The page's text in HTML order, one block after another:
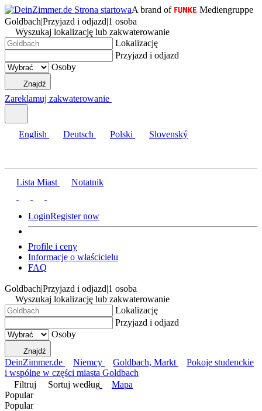
A brand of
Mediengruppe
Goldbach|Przyjazd i odjazd|1 osoba
Wyszukaj lokalizację lub zakwaterowanie
Lokalizację
Przyjazd i odjazd
Osoby
Znajdź
Zareklamuj zakwaterowanie
English Deutsch Polski Slovenský
Lista Miast Notatnik
LoginRegister now
Profile i ceny
Informacje o właścicielu
FAQ
Goldbach|Przyjazd i odjazd|1 osoba
Wyszukaj lokalizację lub zakwaterowanie
Lokalizację
Przyjazd i odjazd
Osoby
Znajdź
DeinZimmer.de Niemcy Goldbach, Markt
Pokoje studenckie
i wspólne w części miasta Goldbach
Filtruj
Sortuj według
Mapa
Popular
Popular